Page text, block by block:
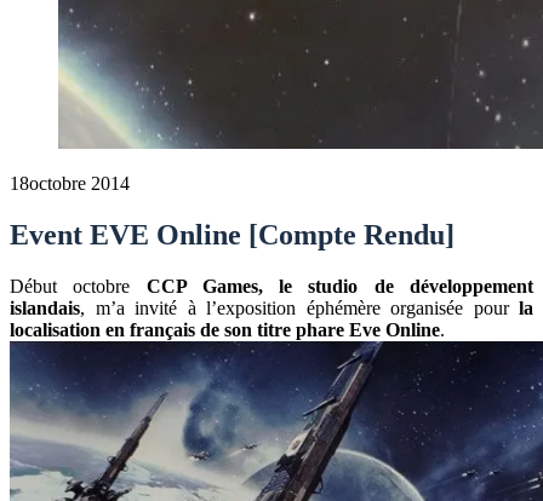
18octobre 2014
Event EVE Online [Compte Rendu]
Début octobre CCP Games, le studio de développement
islandais, m’a invité à l’exposition éphémère organisée pour la
localisation en français de son titre phare Eve Online.